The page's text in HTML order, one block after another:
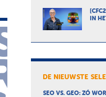
IN
DE NIEUWSTE
SEO VS. GEO: ZÓ